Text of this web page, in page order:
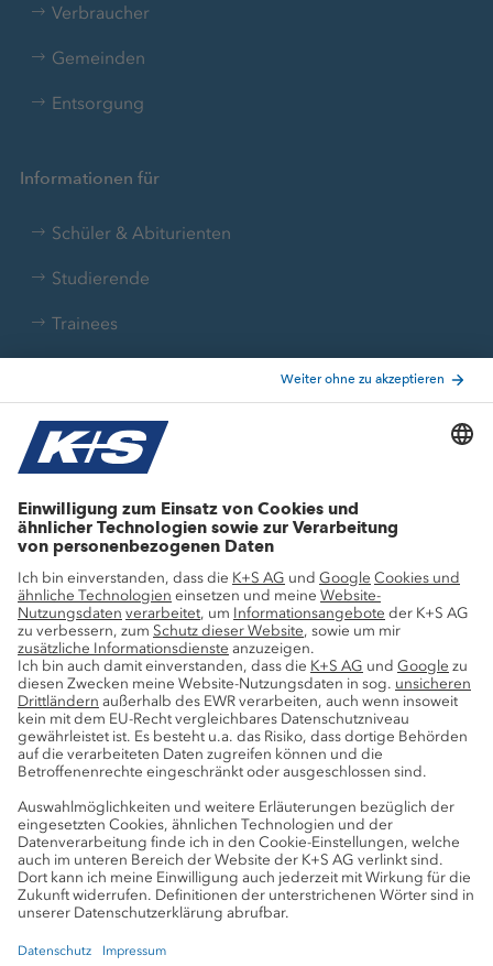
Verbraucher
Gemeinden
Entsorgung
Informationen für
Schüler & Abiturienten
Studierende
Trainees
Aktuelle Themen
Stellenangebote
Wachstumsprojekte
Innovation
Nachhaltigkeit
Service
Pressekontakte
K+S-Newsletter
K+S Fanshop
Bergbaulexikon
myK+S Kundenportal